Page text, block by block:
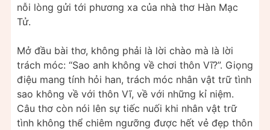
nỗi lòng gửi tới phương xa của nhà thơ Hàn Mạc
Tử.
Mở đầu bài thơ, không phải là lời chào mà là lời
trách móc: “Sao anh không về chơi thôn Vĩ?”. Giọng
điệu mang tính hỏi han, trách móc nhân vật trữ tình
sao không về với thôn Vĩ, về với những kỉ niệm.
Câu thơ còn nói lên sự tiếc nuối khi nhân vật trữ
tình không thể chiêm ngưỡng được hết vẻ đẹp thôn